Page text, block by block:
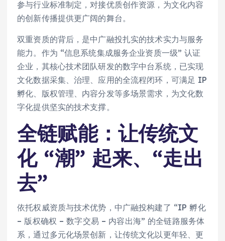
参与行业标准制定，对接优质创作资源，为文化内容
的创新传播提供更广阔的舞台。
双重资质的背后，是中广融投扎实的技术实力与服务
能力。作为 “信息系统集成服务企业资质一级” 认证
企业，其核心技术团队研发的数字中台系统，已实现
文化数据采集、治理、应用的全流程闭环，可满足 IP
孵化、版权管理、内容分发等多场景需求，为文化数
字化提供坚实的技术支撑。
全链赋能：让传统文
化 “潮” 起来、“走出
去”
依托权威资质与技术优势，中广融投构建了 “IP 孵化
– 版权确权 – 数字交易 – 内容出海” 的全链路服务体
系，通过多元化场景创新，让传统文化以更年轻、更